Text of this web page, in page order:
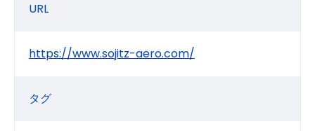
URL
https://www.sojitz-aero.com/
タグ